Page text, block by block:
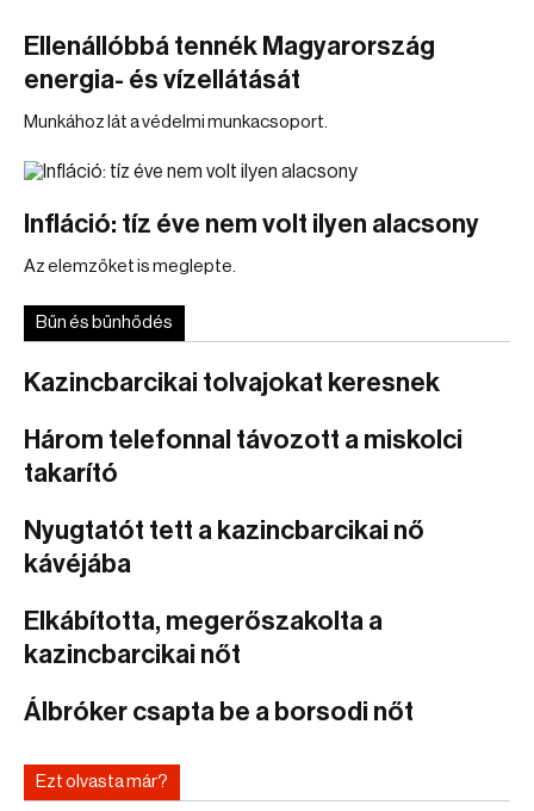
Ellenállóbbá tennék Magyarország
energia- és vízellátását
Munkához lát a védelmi munkacsoport.
Infláció: tíz éve nem volt ilyen alacsony
Az elemzőket is meglepte.
Bűn és bűnhődés
Kazincbarcikai tolvajokat keresnek
Három telefonnal távozott a miskolci
takarító
Nyugtatót tett a kazincbarcikai nő
kávéjába
Elkábította, megerőszakolta a
kazincbarcikai nőt
Álbróker csapta be a borsodi nőt
Ezt olvasta már?